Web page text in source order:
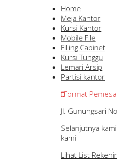
Home
Meja Kantor
Kursi Kantor
Mobile File
Filling Cabinet
Kursi Tunggu
Lemari Arsip
Partisi kantor
Format
Jl. Gunungsari
Selanjutnya
kami
Lihat List